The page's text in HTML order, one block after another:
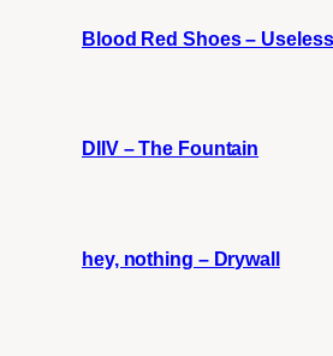
Blood Red Shoes –
DIIV – The Fountain
hey, nothing – Drywall